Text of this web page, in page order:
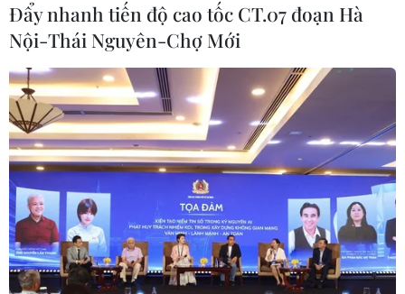
Bộ Y tế thông tin về ca mắc bệnh đậu mùa
khỉ đầu tiên tại Việt Nam
03/10/2022 10:30
Đẩy nhanh tiến độ cao tốc CT.07 đoạn Hà
Nội-Thái Nguyên-Chợ Mới